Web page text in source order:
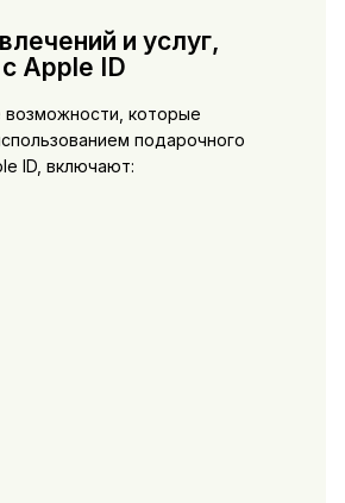
и услуг,
Apple ID
возможности, которые
подарочного
ID, включают: